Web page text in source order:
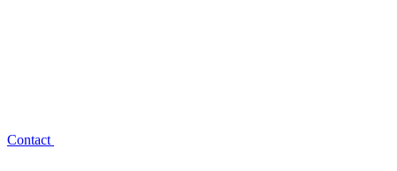
Contact